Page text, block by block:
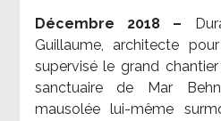
Décembre 2018 –
Guillaume, architecte
supervisé le grand
sanctuaire de Mar
mausolée lui-même